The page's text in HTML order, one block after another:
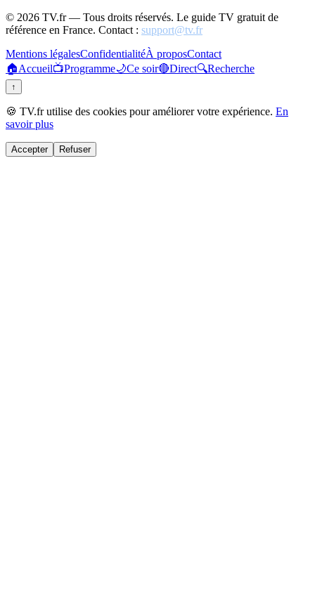
© 2026 TV.fr — Tous droits réservés. Le guide TV gratuit de
référence en France. Contact : support@tv.fr
Mentions légalesConfidentialitéÀ proposContact
🏠Accueil📺Programme🌙Ce soir🔴Direct🔍Recherche
↑
🍪 TV.fr utilise des cookies pour améliorer votre expérience. En
savoir plus
Accepter Refuser